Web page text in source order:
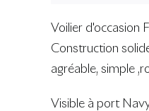
Voilier d'occasion
Construction
agréable, simple
Visible à port